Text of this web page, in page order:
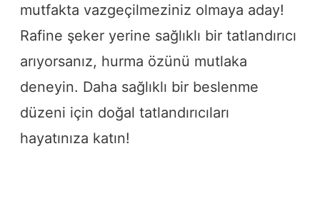
mutfakta vazgeçilmeziniz olmaya aday!
Rafine şeker yerine sağlıklı bir tatlandırıcı
arıyorsanız, hurma özünü mutlaka
deneyin. Daha sağlıklı bir beslenme
düzeni için doğal tatlandırıcıları
hayatınıza katın!